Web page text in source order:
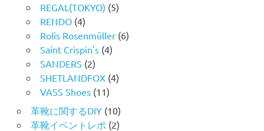
REGAL(TOKYO) (5)
RENDO(4)
Rolis Rosenmüller(6)
Saint Crispin's(4)
SANDERS (2)
SHETLANDFOX(4)
VASS Shoes(11)
革靴に関するDIY(10)
革靴イベントレポ (2)